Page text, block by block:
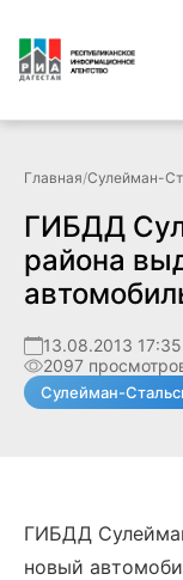
Главная/Сулейман-
ГИБДД
района
13.08.2013 17:35
2097
Сулейман-
ГИБДД
новый